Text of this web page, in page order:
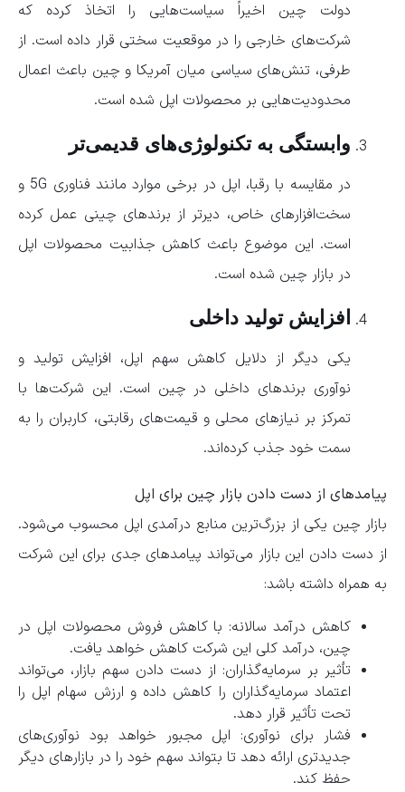
دولت چین اخیراً سیاست‌هایی را اتخاذ کرده که
شرکت‌های خارجی را در موقعیت سختی قرار داده است. از
طرفی، تنش‌های سیاسی میان آمریکا و چین باعث اعمال
محدودیت‌هایی بر محصولات اپل شده است.
وابستگی به تکنولوژی‌های قدیمی‌تر
در مقایسه با رقبا، اپل در برخی موارد مانند فناوری 5G و
سخت‌افزارهای خاص، دیرتر از برندهای چینی عمل کرده
است. این موضوع باعث کاهش جذابیت محصولات اپل
در بازار چین شده است.
افزایش تولید داخلی
یکی دیگر از دلایل کاهش سهم اپل، افزایش تولید و
نوآوری برندهای داخلی در چین است. این شرکت‌ها با
تمرکز بر نیازهای محلی و قیمت‌های رقابتی، کاربران را به
سمت خود جذب کرده‌اند.
پیامدهای از دست دادن بازار چین برای اپل
بازار چین یکی از بزرگ‌ترین منابع درآمدی اپل محسوب می‌شود.
از دست دادن این بازار می‌تواند پیامدهای جدی برای این شرکت
به همراه داشته باشد:
کاهش درآمد سالانه: با کاهش فروش محصولات اپل در
چین، درآمد کلی این شرکت کاهش خواهد یافت.
تأثیر بر سرمایه‌گذاران: از دست دادن سهم بازار، می‌تواند
اعتماد سرمایه‌گذاران را کاهش داده و ارزش سهام اپل را
تحت تأثیر قرار دهد.
فشار برای نوآوری: اپل مجبور خواهد بود نوآوری‌های
جدیدتری ارائه دهد تا بتواند سهم خود را در بازارهای دیگر
حفظ کند.